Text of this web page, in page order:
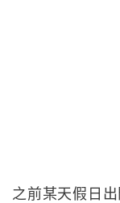
之前某天假日